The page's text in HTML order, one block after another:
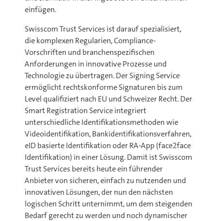
einfügen.
Swisscom Trust Services ist darauf spezialisiert,
die komplexen Regularien, Compliance-
Vorschriften und branchenspezifischen
Anforderungen in innovative Prozesse und
Technologie zu übertragen. Der Signing Service
ermöglicht rechtskonforme Signaturen bis zum
Level qualifiziert nach EU und Schweizer Recht. Der
Smart Registration Service integriert
unterschiedliche Identifikationsmethoden wie
Videoidentifikation, Bankidentifikationsverfahren,
eID basierte Identifikation oder RA-App (face2face
Identifikation) in einer Lösung. Damit ist Swisscom
Trust Services bereits heute ein führender
Anbieter von sicheren, einfach zu nutzenden und
innovativen Lösungen, der nun den nächsten
logischen Schritt unternimmt, um dem steigenden
Bedarf gerecht zu werden und noch dynamischer